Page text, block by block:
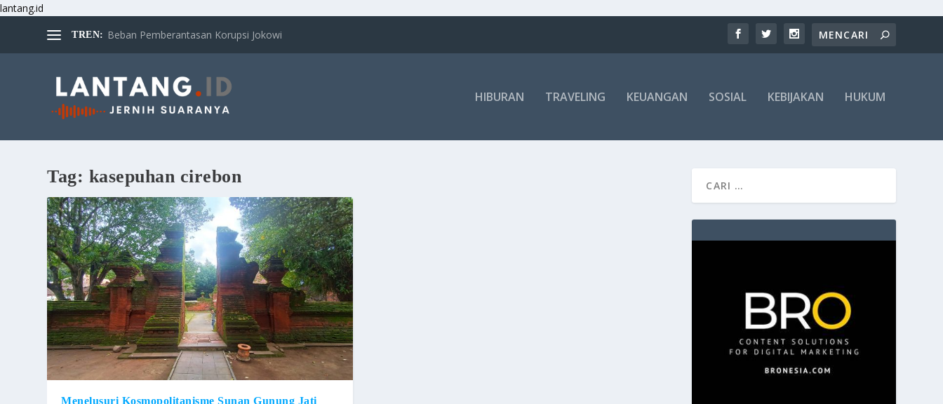
lantang.id
TREN: Beban Pemberantasan Korupsi Jokowi
HIBURAN TRAVELING KEUANGAN SOSIAL KEBIJAKAN HUKUM
Tag: kasepuhan cirebon
Menelusuri Kosmopolitanisme Sunan Gunung Jati